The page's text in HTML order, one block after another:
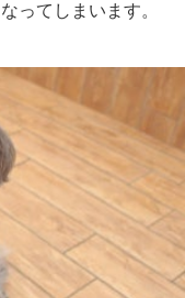
ってしまいます。